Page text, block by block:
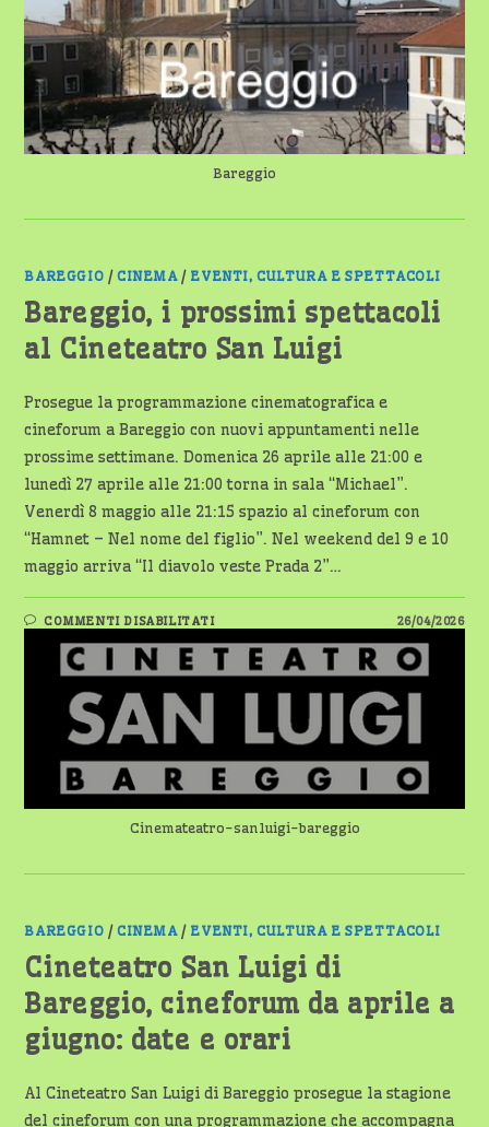
BEBÈ
Bareggio
BAREGGIO /CINEMA/ EVENTI, CULTURA E SPETTACOLI
Bareggio, i prossimi spettacoli
al Cineteatro San Luigi
Prosegue la programmazione cinematografica e
cineforum a Bareggio con nuovi appuntamenti nelle
prossime settimane. Domenica 26 aprile alle 21:00 e
lunedì 27 aprile alle 21:00 torna in sala “Michael”.
Venerdì 8 maggio alle 21:15 spazio al cineforum con
“Hamnet – Nel nome del figlio”. Nel weekend del 9 e 10
maggio arriva “Il diavolo veste Prada 2”…
COMMENTI DISABILITATISU
BAREGGIO,
I
PROSSIMI
SPETTACOLI
AL
LUIGI
26/04/2026
Cinemateatro-sanluigi-bareggio
BAREGGIO /CINEMA/ EVENTI, CULTURA E SPETTACOLI
Cineteatro San Luigi di
Bareggio, cineforum da aprile a
giugno: date e orari
Al Cineteatro San Luigi di Bareggio prosegue la stagione
del cineforum con una programmazione che accompagna